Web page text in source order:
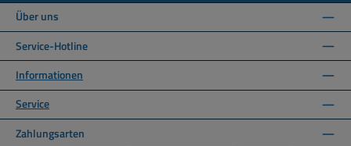
Über uns
Service-Hotline
Informationen
Service
Zahlungsarten